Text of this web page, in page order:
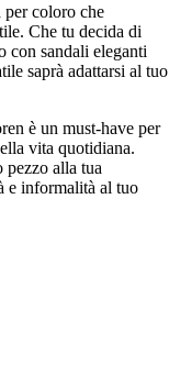
per coloro che
Che tu decida di
con sandali eleganti
saprà adattarsi al tuo
è un must-have per
vita quotidiana.
pezzo alla tua
e informalità al tuo